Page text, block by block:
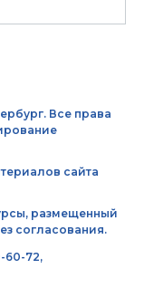
Все права
сайта
размещенный
согласования.
60-72,